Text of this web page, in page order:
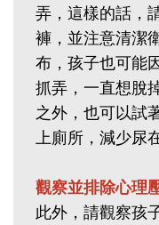
弄，這樣的話，
褲，並注意清潔
布，孩子也可能
抓弄，一直想脫
之外，也可以試
上廁所，減少尿
觀察並排除心理
此外，請觀察孩